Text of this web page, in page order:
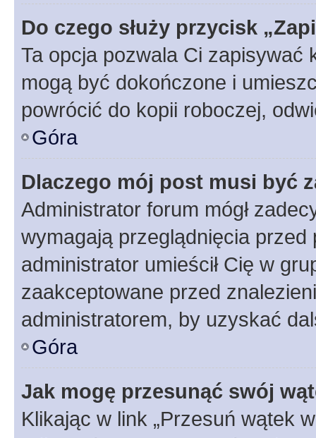
Do czego służy przycisk
Ta opcja pozwala Ci zapisywać
mogą być dokończone i
powrócić do kopii roboczej,
Góra
Dlaczego mój post musi być
Administrator forum mógł
wymagają przeglądnięcia
administrator umieścił Cię w
zaakceptowane przed
administratorem, by uzyskać
Góra
Jak mogę przesunąć swój
Klikając w link „Przesuń wątek